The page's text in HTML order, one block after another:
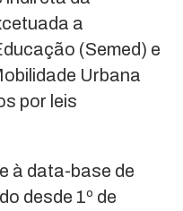
a
(Semed) e
Urbana
por leis
à data-base de
desde 1º de